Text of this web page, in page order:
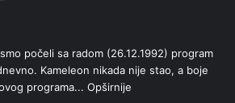
počeli sa radom (26.12.1992) program
Kameleon nikada nije stao, a boje
programa... Opširnije